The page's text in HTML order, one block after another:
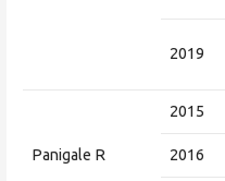
2019
Panigale R
2015
2016